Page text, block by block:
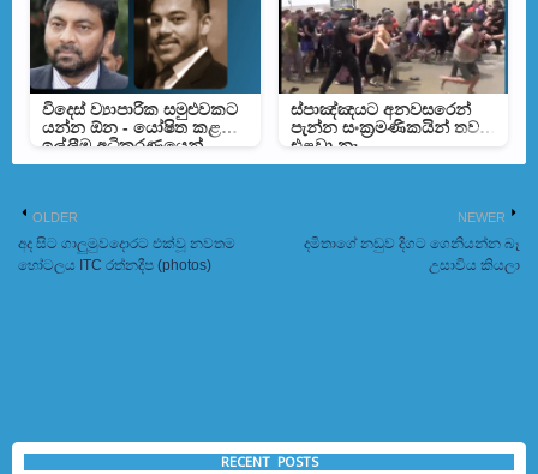
විදෙස් ව්‍යාපාරික සමුළුවකට
යන්න ඕන - යෝෂිත කළ
ඉල්ලීම අධිකරණයෙන්
ඉවතට
ස්පාඤ්ඤයට අනවසරෙන්
පැන්න සංක්‍රමණිකයින් තවම
එළවා නෑ
NEWER
දමිතාගේ නඩුව දිගට ගෙනියන්න බෑ
උසාවිය කියලා
OLDER
අද සිට ගාලුමුවදොරට එක්වූ නවතම
හෝටලය ITC රත්නදීප (photos)
RECENT POSTS